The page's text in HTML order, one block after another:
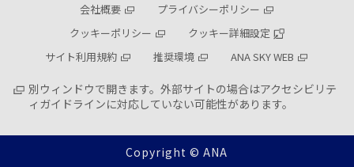
会社概要
プライバシーポリシー
クッキーポリシー
クッキー詳細設定
サイト利用規約
推奨環境 ANA SKY WEB
別ウィンドウで開きます。外部サイトの場合はアクセシビリテ
ィガイドラインに対応していない可能性があります。
Copyright © ANA